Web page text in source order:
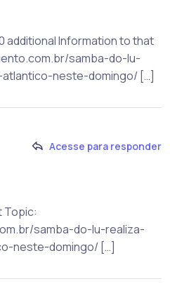
additional Information to that
samba-do-lu-
neste-domingo/ […]
Acesse para responder
Topic:
samba-do-lu-realiza-
neste-domingo/ […]